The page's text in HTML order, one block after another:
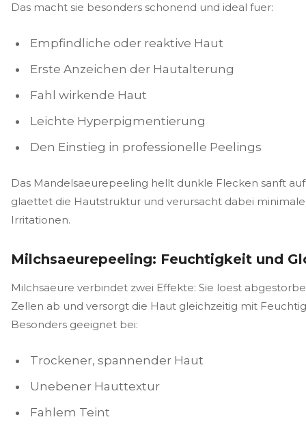
Das macht sie besonders schonend und ideal fuer:
Empfindliche oder reaktive Haut
Erste Anzeichen der Hautalterung
Fahl wirkende Haut
Leichte Hyperpigmentierung
Den Einstieg in professionelle Peelings
Das Mandelsaeurepeeling hellt dunkle Flecken sanft
glaettet die Hautstruktur und verursacht dabei minimale
Irritationen.
Milchsaeurepeeling: Feuchtigkeit und
Milchsaeure verbindet zwei Effekte: Sie loest
Zellen ab und versorgt die Haut gleichzeitig mit
Besonders geeignet bei:
Trockener, spannender Haut
Unebener Hauttextur
Fahlem Teint